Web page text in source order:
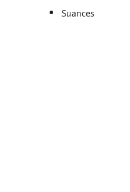
Suances